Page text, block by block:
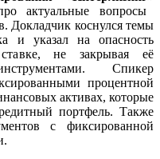
актуальные вопросы
Докладчик коснулся темы
и указал на опасность
не закрывая её
Спикер
процентной
активах, которые
портфель. Также
с фиксированной